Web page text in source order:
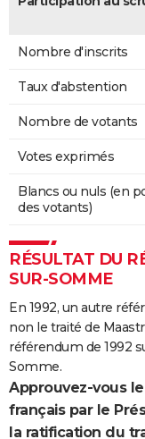
Nombre d'inscrits
Taux d'abstention
Nombre de votants
Votes exprimés
Blancs ou nuls (en
des votants)
RÉSULTAT DU
SUR-SOMME
En 1992, un autre
non le traité de
référendum de 1992
Somme.
Approuvez-vous
français par le
la ratification du